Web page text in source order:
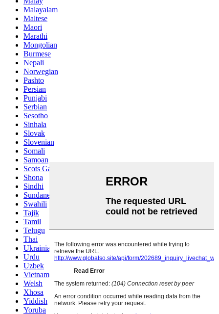
Malayalam
Maltese
Maori
Marathi
Mongolian
Burmese
Nepali
Norwegian
Pashto
Persian
Punjabi
Serbian
Sesotho
Sinhala
Slovak
Slovenian
Somali
Samoan
Scots Gaelic
Shona
Sindhi
Sundanese
Swahili
Tajik
Tamil
Telugu
Thai
Ukrainian
Urdu
Uzbek
Vietnamese
Welsh
Xhosa
Yiddish
Yoruba